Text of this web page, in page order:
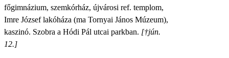
főgimnázium, szemkórház, újvárosi ref. templom,
Imre József lakóháza (ma Tornyai János Múzeum),
kaszinó. Szobra a Hódi Pál utcai parkban. [†jún.
12.]